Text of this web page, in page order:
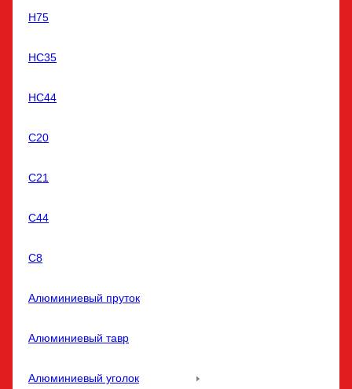
Н75
НС35
НС44
С20
С21
С44
С8
Алюминиевый пруток
Алюминиевый тавр
Алюминиевый уголок